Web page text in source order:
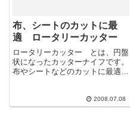
布、シートのカットに最
適 ロータリーカッター
ロータリーカッター とは、円盤
状になったカッターナイフです。
布やシートなどのカットに最適で
2008.07.08